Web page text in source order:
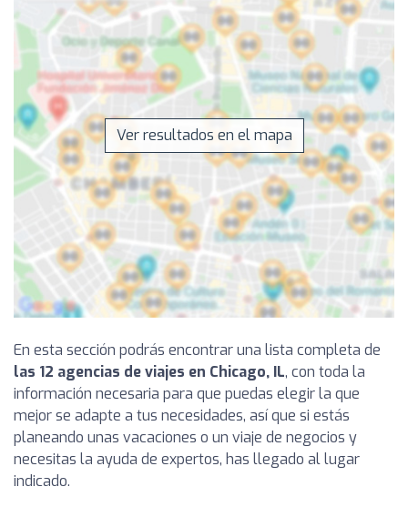
Ver resultados en el mapa
En esta sección podrás encontrar una lista completa de
las 12 agencias de viajes en Chicago, IL, con toda la
información necesaria para que puedas elegir la que
mejor se adapte a tus necesidades, así que si estás
planeando unas vacaciones o un viaje de negocios y
necesitas la ayuda de expertos, has llegado al lugar
indicado.